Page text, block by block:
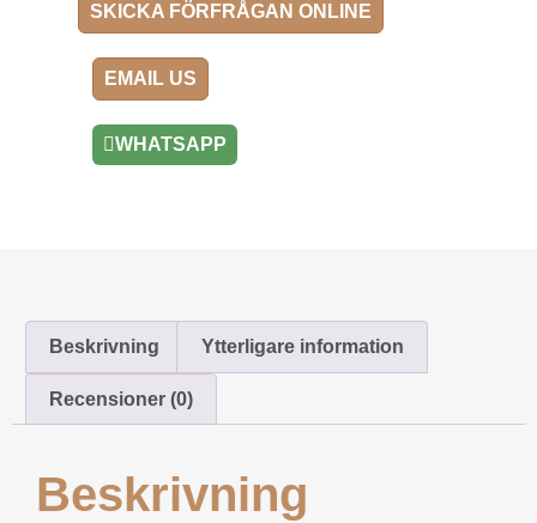
SKICKA FÖRFRÅGAN ONLINE
EMAIL US
WHATSAPP
Beskrivning Ytterligare information
Recensioner (0)
Beskrivning